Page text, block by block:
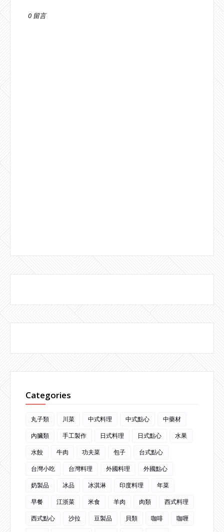
0 留言
Categories
丸子類 川菜 中式料理 中式點心
中藥材
內臟類
手工製作 日式料理 日式點心
水果
水餃
牛肉 功夫菜 包子
台式點心
台灣小吃
台灣料理 外國料理
外國點心
奶製品
冰品 冰淇淋 印度料理
年菜
早餐
江浙菜 米食 羊肉 肉類
西式料理
西式點心
沙拉 豆製品 貝類 咖啡
咖喱